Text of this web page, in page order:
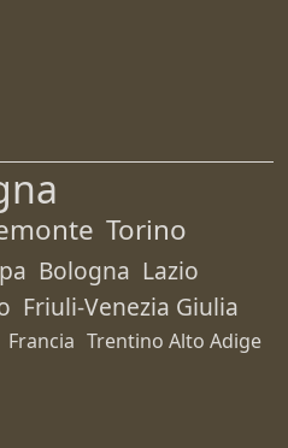
Torino
Bologna Lazio
Friuli-Venezia Giulia
Francia Trentino Alto Adige